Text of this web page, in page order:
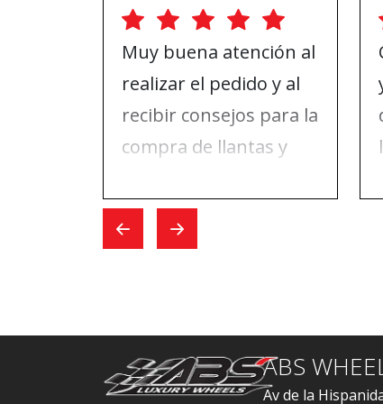
Muy buena atención al
realizar el pedido y al
recibir consejos para la
compra de llantas y
hacer el cambio, todo
fue rápido.
ABS
Av de la